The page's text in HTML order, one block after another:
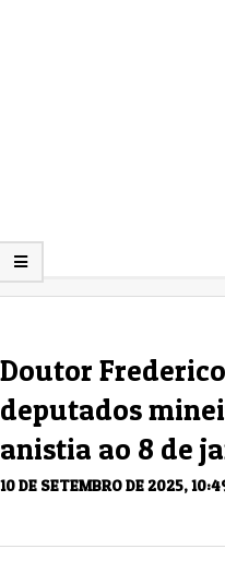
Doutor
deputados
anistia ao 8 de
10 DE SETEMBRO DE 2025,